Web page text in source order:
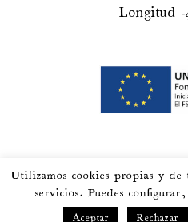
Longitud -
Utilizamos cookies propias y de
servicios. Puedes configurar ,
Aceptar Rechazar